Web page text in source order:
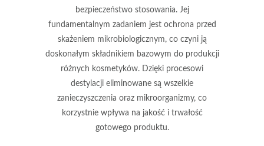
bezpieczeństwo stosowania. Jej
fundamentalnym zadaniem jest ochrona przed
skażeniem mikrobiologicznym, co czyni ją
doskonałym składnikiem bazowym do produkcji
różnych kosmetyków. Dzięki procesowi
destylacji eliminowane są wszelkie
zanieczyszczenia oraz mikroorganizmy, co
korzystnie wpływa na jakość i trwałość
gotowego produktu.